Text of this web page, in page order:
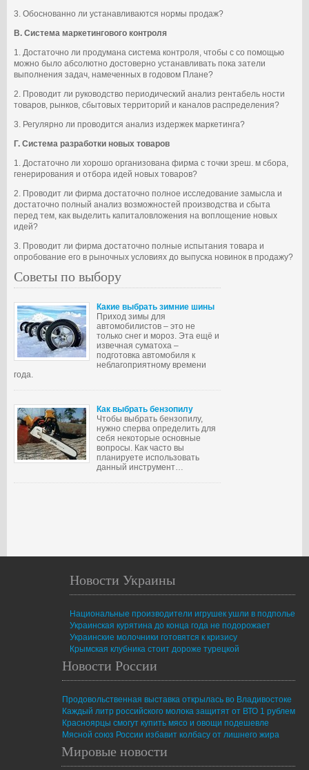
3. Обоснованно ли устанавливаются нормы продаж?
В. Система маркетингового контроля
1. Достаточно ли продумана система контроля, чтобы с со помощью
можно было абсолютно достоверно устанавливать пока затели
выполнения задач, намеченных в годовом Плане?
2. Проводит ли руководство периодический анализ рентабель ности
товаров, рынков, сбытовых территорий и каналов распределения?
3. Регулярно ли проводится анализ издержек маркетинга?
Г. Система разработки новых товаров
1. Достаточно ли хорошо организована фирма с точки зреш. м сбора,
генерирования и отбора идей новых товаров?
2. Проводит ли фирма достаточно полное исследование замысла и
достаточно полный анализ возможностей производства и сбыта
перед тем, как выделить капиталовложения на воплощение новых
идей?
3. Проводит ли фирма достаточно полные испытания товара и
опробование его в рыночных условиях до выпуска новинок в продажу?
Советы по выбору
Какие выбрать зимние шины
Приход зимы для
автомобилистов – это не
только снег и мороз. Эта ещё и
извечная суматоха –
подготовка автомобиля к
неблагоприятному времени
года.
Как выбрать бензопилу
Чтобы выбрать бензопилу,
нужно сперва определить для
себя некоторые основные
вопросы. Как часто вы
планируете использовать
данный инструмент…
Новости Украины
Национальные производители игрушек ушли в подполье
Украинская курятина до конца года не подорожает
Украинские молочники готовятся к кризису
Крымская клубника стоит дороже турецкой
Новости России
Продовольственная выставка открылась во Владивостоке
Каждый литр российского молока защитят от ВТО 1 рублем
Красноярцы смогут купить мясо и овощи подешевле
Мясной союз России избавит колбасу от лишнего жира
Мировые новости